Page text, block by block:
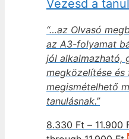
Vezesd a
“…az Olvasó
az A3-folyamat
jól alkalmazható,
megközelítése
megismételhető
tanulásnak.”
8.330 Ft – 11.900